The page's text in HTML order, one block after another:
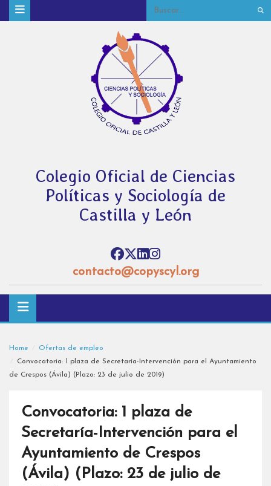
Colegio Oficial de Ciencias
Políticas y Sociología de
Castilla y León
contacto@copyscyl.org
Home
Ofertas de empleo
Convocatoria: 1 plaza de Secretaría-Intervención para el Ayuntamiento
de Crespos (Ávila) (Plazo: 23 de julio de 2019)
Convocatoria: 1 plaza de
Secretaría-Intervención para el
Ayuntamiento de Crespos
(Ávila) (Plazo: 23 de julio de